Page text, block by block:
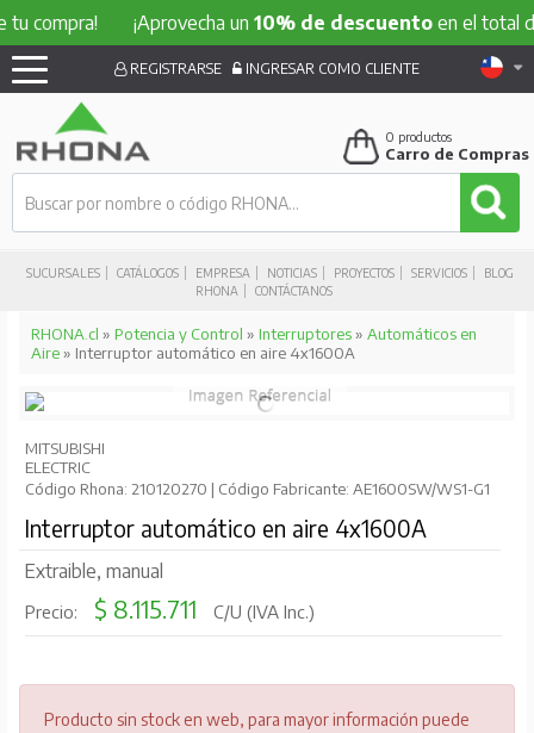
¡Aprovecha un10% de descuentoen el total de tu
SUCURSALES CATÁLOGOS EMPRESA NOTICIAS PROYECTOS SERVICIOS
BLOG
RHONA
CONTÁCTANOS
REGISTRARSE INGRESAR COMO CLIENTE
0 productos
Carro de Compras
RHONA.cl » Potencia y Control » Interruptores» Automáticos en
Aire» Interruptor automático en aire 4x1600A
MITSUBISHI
ELECTRIC
Código Rhona: 210120270 | Código Fabricante: AE1600SW/WS1-G1
Interruptor automático en aire 4x1600A
Extraible, manual
Precio: $ 8.115.711 C/U (IVA Inc.)
Producto sin stock en web, para mayor información puede